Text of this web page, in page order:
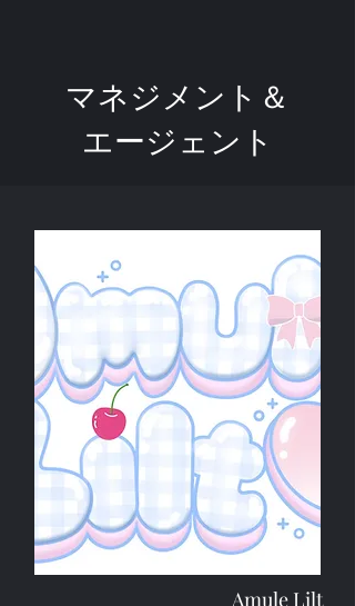
マネジメント＆
エージェント
Amule Lilt